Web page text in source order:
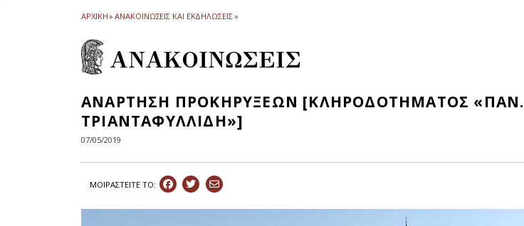
ΑΡΧΙΚΗ» ΑΝΑΚΟΙΝΩΣΕΙΣ ΚΑΙ ΕΚΔΗΛΩΣΕΙΣ»
ΑΝΑΚΟΙΝΩΣΕΙΣ
ΑΝΑΡΤΗΣΗ ΠΡΟΚΗΡΥΞΕΩΝ [ΚΛΗΡΟΔΟΤΗΜΑΤΟΣ «ΠΑΝ.
ΤΡΙΑΝΤΑΦΥΛΛΙΔΗ»]
07/05/2019
ΜΟΙΡΑΣΤEIΤΕ ΤΟ: